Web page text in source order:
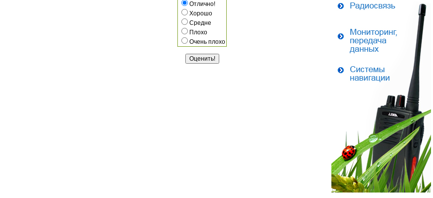
Отлично!
Хорошо
Средне
Плохо
Очень плохо